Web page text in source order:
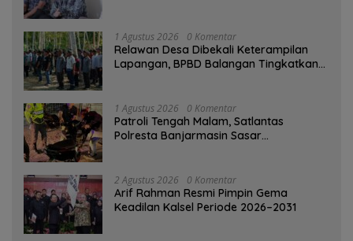
1 Agustus 2026 0 Komentar
Relawan Desa Dibekali Keterampilan
Lapangan, BPBD Balangan Tingkatkan
1 Agustus 2026 0 Komentar
Patroli Tengah Malam, Satlantas
Polresta Banjarmasin Sasar
2 Agustus 2026 0 Komentar
Arif Rahman Resmi Pimpin Gema
Keadilan Kalsel Periode 2026–2031